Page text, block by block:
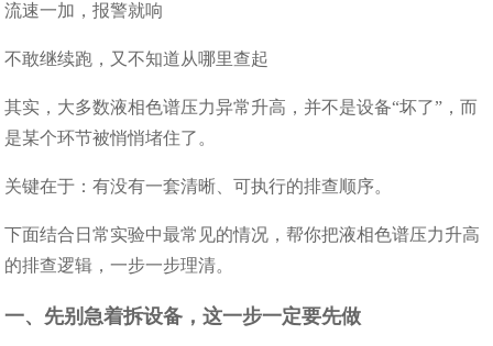
流速一加，报警就响
不敢继续跑，又不知道从哪里查起
其实，大多数液相色谱压力异常升高，并不是设备“坏了”，而
是某个环节被悄悄堵住了。
关键在于：有没有一套清晰、可执行的排查顺序。
下面结合日常实验中最常见的情况，帮你把液相色谱压力升高
的排查逻辑，一步一步理清。
一、先别急着拆设备，这一步一定要先做